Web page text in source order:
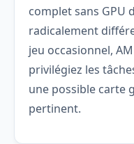
complet sans GPU
radicalement
jeu occasionnel,
privilégiez les
une possible carte
pertinent.